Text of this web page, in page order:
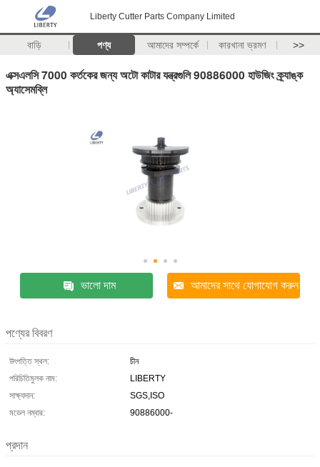
Liberty Cutter Parts Company Limited
বাড়ি পণ্য আমাদের সম্পর্কে কারখানা ভ্রমণ >>
এক্সএলসি 7000 কর্তকের জন্য অটো কাটার যন্ত্রগুলি 90886000 হাউজিং ক্র্যাঙ্ক
অ্যাসেমব্লি
ভালো দাম আমাদের সাথে যোগাযোগ করুন
পণ্যের বিবরণ
উৎপত্তি স্থল:
চীন
পরিচিতিমুলক নাম:
LIBERTY
সাক্ষ্যদান:
SGS,ISO
মডেল নম্বার:
90886000-
প্রদান